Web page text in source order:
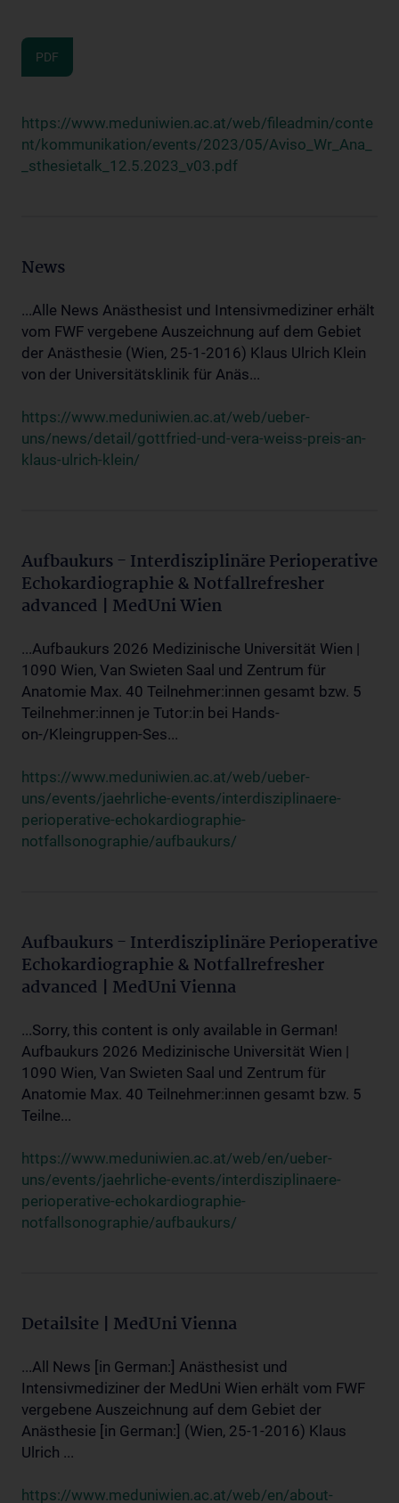
PDF
https://www.meduniwien.ac.at/web/fileadmin/conte
nt/kommunikation/events/2023/05/Aviso_Wr_Ana_
_sthesietalk_12.5.2023_v03.pdf
News
...Alle News Anästhesist und Intensivmediziner erhält
vom FWF vergebene Auszeichnung auf dem Gebiet
der Anästhesie (Wien, 25-1-2016) Klaus Ulrich Klein
von der Universitätsklinik für Anäs...
https://www.meduniwien.ac.at/web/ueber-
uns/news/detail/gottfried-und-vera-weiss-preis-an-
klaus-ulrich-klein/
Aufbaukurs - Interdisziplinäre Perioperative
Echokardiographie & Notfallrefresher
advanced | MedUni Wien
...Aufbaukurs 2026 Medizinische Universität Wien |
1090 Wien, Van Swieten Saal und Zentrum für
Anatomie Max. 40 Teilnehmer:innen gesamt bzw. 5
Teilnehmer:innen je Tutor:in bei Hands-
on-/Kleingruppen-Ses...
https://www.meduniwien.ac.at/web/ueber-
uns/events/jaehrliche-events/interdisziplinaere-
perioperative-echokardiographie-
notfallsonographie/aufbaukurs/
Aufbaukurs - Interdisziplinäre Perioperative
Echokardiographie & Notfallrefresher
advanced | MedUni Vienna
...Sorry, this content is only available in German!
Aufbaukurs 2026 Medizinische Universität Wien |
1090 Wien, Van Swieten Saal und Zentrum für
Anatomie Max. 40 Teilnehmer:innen gesamt bzw. 5
Teilne...
https://www.meduniwien.ac.at/web/en/ueber-
uns/events/jaehrliche-events/interdisziplinaere-
perioperative-echokardiographie-
notfallsonographie/aufbaukurs/
Detailsite | MedUni Vienna
...All News [in German:] Anästhesist und
Intensivmediziner der MedUni Wien erhält vom FWF
vergebene Auszeichnung auf dem Gebiet der
Anästhesie [in German:] (Wien, 25-1-2016) Klaus
Ulrich ...
https://www.meduniwien.ac.at/web/en/about-